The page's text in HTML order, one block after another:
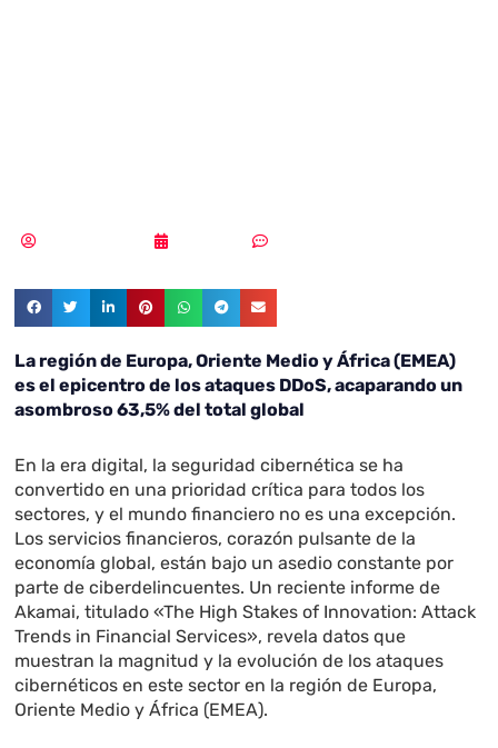
La región de Europa, Oriente Medio y África (EMEA)
es el epicentro de los ataques DDoS, acaparando un
asombroso 63,5% del total global
En la era digital, la seguridad cibernética se ha
convertido en una prioridad crítica para todos los
sectores, y el mundo financiero no es una excepción.
Los servicios financieros, corazón pulsante de la
economía global, están bajo un asedio constante por
parte de ciberdelincuentes. Un reciente informe de
Akamai, titulado «The High Stakes of Innovation: Attack
Trends in Financial Services», revela datos que
muestran la magnitud y la evolución de los ataques
cibernéticos en este sector en la región de Europa,
Oriente Medio y África (EMEA).